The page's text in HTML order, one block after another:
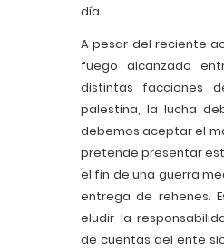
día.
A pesar del reciente
fuego alcanzado
distintas facciones
palestina, la lucha
debemos aceptar el
pretende presentar
el fin de una guerra
entrega de rehenes.
eludir la
de cuentas del ente